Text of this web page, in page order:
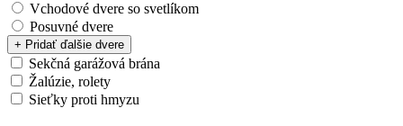
Vchodové dvere so svetlíkom
Posuvné dvere
+ Pridať ďalšie dvere
Sekčná garážová brána
Žalúzie, rolety
Sieťky proti hmyzu